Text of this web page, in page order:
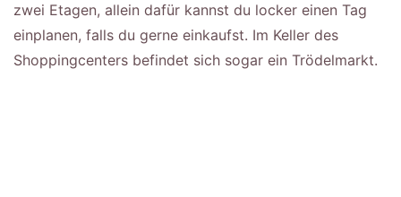
zwei Etagen, allein dafür kannst du locker einen Tag
einplanen, falls du gerne einkaufst. Im Keller des
Shoppingcenters befindet sich sogar ein Trödelmarkt.